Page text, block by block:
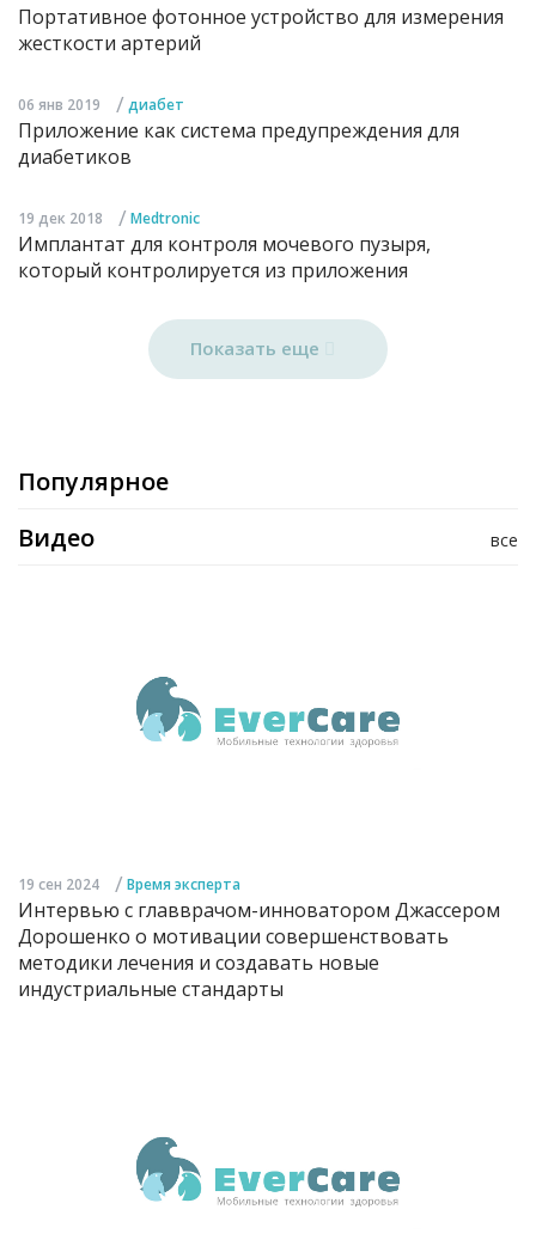
Портативное фотонное устройство для измерения
жесткости артерий
06 янв 2019 / диабет
Приложение как система предупреждения для
диабетиков
19 дек 2018 / Medtronic
Имплантат для контроля мочевого пузыря,
который контролируется из приложения
Показать еще
Популярное
все
Видео
19 сен 2024 / Время эксперта
Интервью с главврачом-инноватором Джассером
Дорошенко о мотивации совершенствовать
методики лечения и создавать новые
индустриальные стандарты